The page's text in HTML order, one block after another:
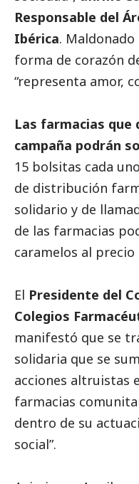
Responsable del
Ibérica.
forma de corazón
“representa amor,
Las farmacias que
campaña podrán
15 bolsitas cada
de distribución
solidario y de
de las farmacias
caramelos al
El Presidente del
Colegios
manifestó que se
solidaria que se
acciones altruistas
farmacias
dentro de su
social”.